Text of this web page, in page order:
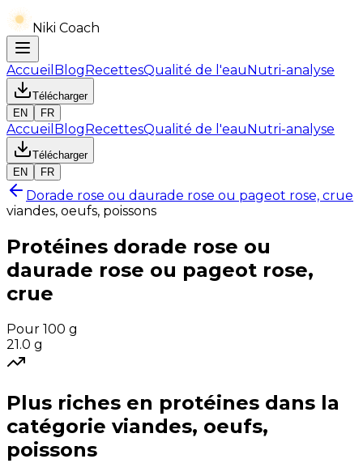
Niki Coach
Accueil BlogRecettesQualité de l'eauNutri-analyse
Télécharger
EN
FR
Accueil BlogRecettesQualité de l'eauNutri-analyse
Télécharger
EN
FR
Dorade rose ou daurade rose ou pageot rose, crue
viandes, oeufs, poissons
Protéines dorade rose ou
daurade rose ou pageot rose,
crue
Pour 100 g
21.0 g
Plus riches en protéines dans la
catégorie viandes, oeufs,
poissons